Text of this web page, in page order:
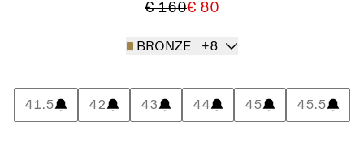
€ 160€ 80
BRONZE +8
41.5 42 43 44 45 45.5